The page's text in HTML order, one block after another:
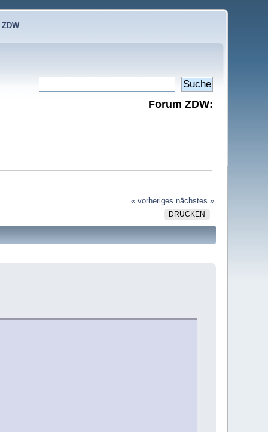
Forum ZDW:
« vorheriges nächstes »
DRUCKEN